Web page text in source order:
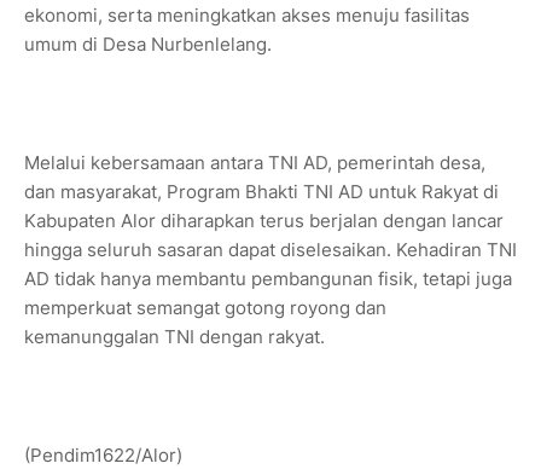
ekonomi, serta meningkatkan akses menuju fasilitas
umum di Desa Nurbenlelang.
Melalui kebersamaan antara TNI AD, pemerintah desa,
dan masyarakat, Program Bhakti TNI AD untuk Rakyat di
Kabupaten Alor diharapkan terus berjalan dengan lancar
hingga seluruh sasaran dapat diselesaikan. Kehadiran TNI
AD tidak hanya membantu pembangunan fisik, tetapi juga
memperkuat semangat gotong royong dan
kemanunggalan TNI dengan rakyat.
(Pendim1622/Alor)